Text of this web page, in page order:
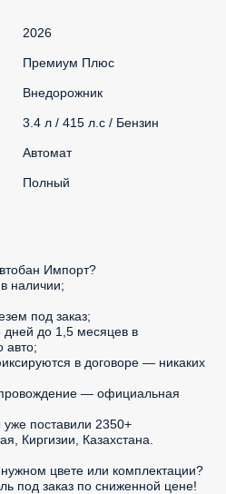
2026
Премиум Плюс
Внедорожник
3.4 л / 415 л.с / Бензин
Автомат
Полный
Импорт?
наличии;
под заказ;
дней до 1,5 месяцев в
авто;
в договоре — никаких
— официальная
поставили 2350+
Киргизии, Казахстана.
цвете или комплектации?
под заказ по сниженной цене!